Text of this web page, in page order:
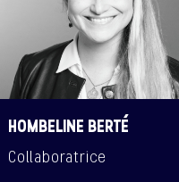
HOMBELINE BERTÉ
Collaboratrice